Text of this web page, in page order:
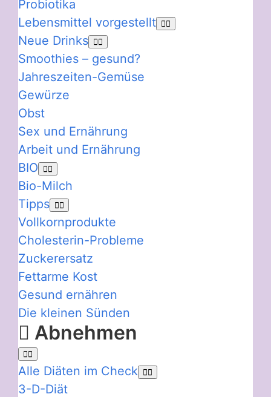
Probiotika
Lebensmittel vorgestellt
Neue Drinks
Smoothies – gesund?
Jahreszeiten-Gemüse
Gewürze
Obst
Sex und Ernährung
Arbeit und Ernährung
BIO
Bio-Milch
Tipps
Vollkornprodukte
Cholesterin-Probleme
Zuckerersatz
Fettarme Kost
Gesund ernähren
Die kleinen Sünden
Abnehmen
Alle Diäten im Check
3-D-Diät